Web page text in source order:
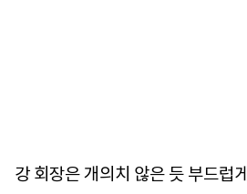
강 회장은 개의치 않은 듯 부드럽